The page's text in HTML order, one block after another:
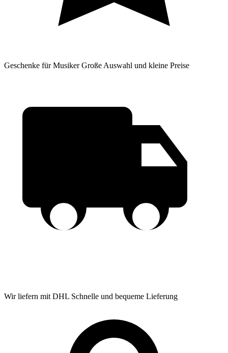
Geschenke für Musiker Große Auswahl und kleine Preise
Wir liefern mit DHL Schnelle und bequeme Lieferung